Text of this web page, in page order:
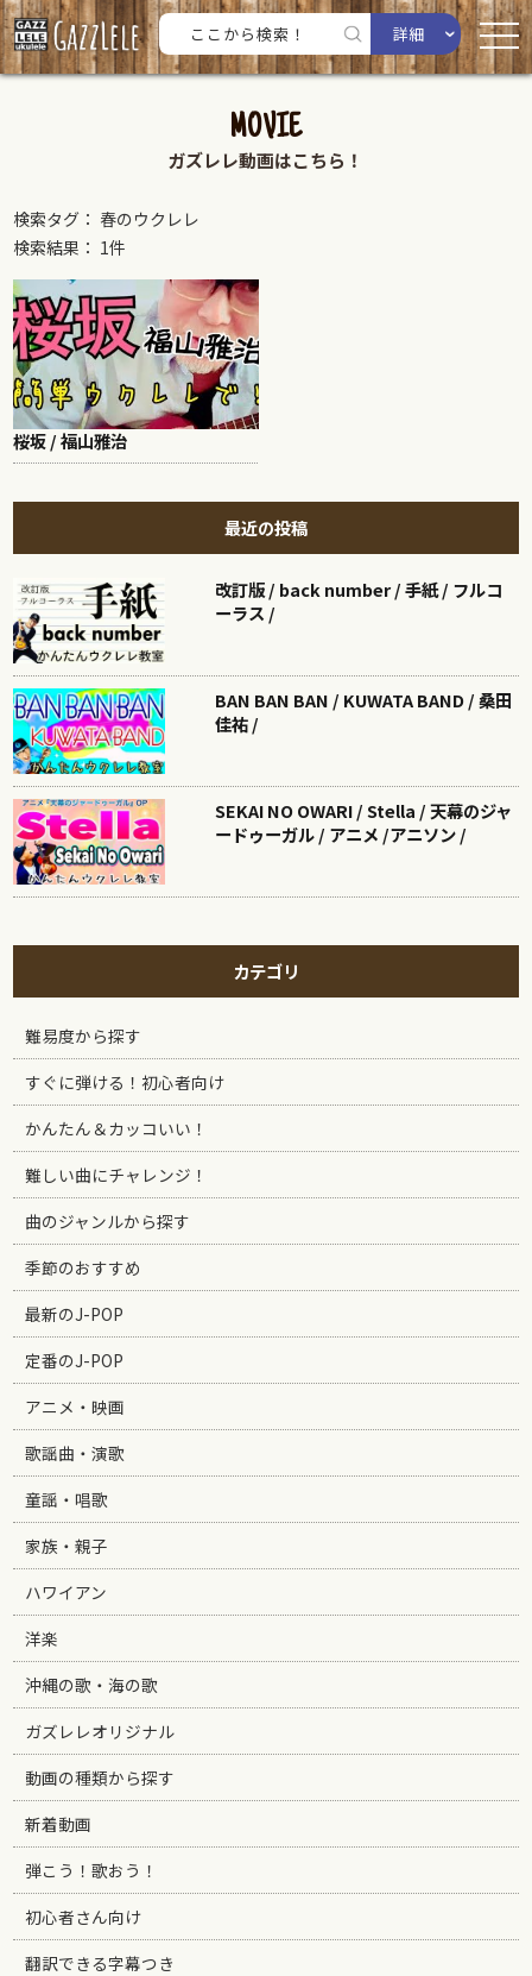
詳細
MOVIE
ガズレレ動画はこちら！
検索タグ： 春のウクレレ
検索結果： 1件
桜坂 / 福山雅治
最近の投稿
改訂版 / back number / 手紙 / フルコ
ーラス /
BAN BAN BAN / KUWATA BAND / 桑田
佳祐 /
SEKAI NO OWARI / Stella / 天幕のジャ
ードゥーガル / アニメ /アニソン /
カテゴリ
難易度から探す
すぐに弾ける！初心者向け
かんたん＆カッコいい！
難しい曲にチャレンジ！
曲のジャンルから探す
季節のおすすめ
最新のJ-POP
定番のJ-POP
アニメ・映画
歌謡曲・演歌
童謡・唱歌
家族・親子
ハワイアン
洋楽
沖縄の歌・海の歌
ガズレレオリジナル
動画の種類から探す
新着動画
弾こう！歌おう！
初心者さん向け
翻訳できる字幕つき